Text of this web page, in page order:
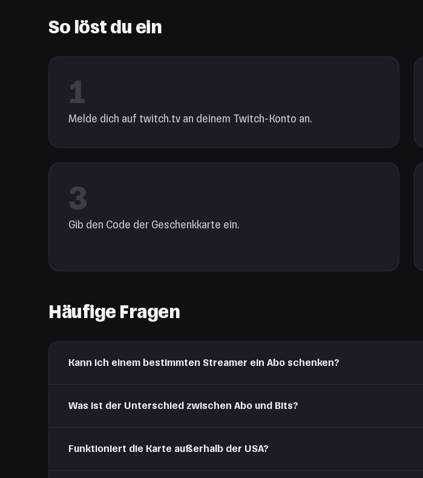
So löst du ein
1
Melde dich auf twitch.tv an deinem Twitch-Konto an.
3
Gib den Code der Geschenkkarte ein.
Häufige Fragen
Kann ich einem bestimmten Streamer ein Abo schenken?
Was ist der Unterschied zwischen Abo und Bits?
Funktioniert die Karte außerhalb der USA?